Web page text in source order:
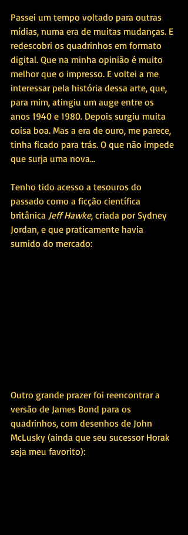
Passei um tempo voltado para outras
mídias, numa era de muitas mudanças. E
redescobri os quadrinhos em formato
digital. Que na minha opinião é muito
melhor que o impresso. E voltei a me
interessar pela história dessa arte, que,
para mim, atingiu um auge entre os
anos 1940 e 1980. Depois surgiu muita
coisa boa. Mas a era de ouro, me parece,
tinha ficado para trás. O que não impede
que surja uma nova...
Tenho tido acesso a tesouros do
passado como a ficção científica
britânica Jeff Hawke, criada por Sydney
Jordan, e que praticamente havia
sumido do mercado:
Outro grande prazer foi reencontrar a
versão de James Bond para os
quadrinhos, com desenhos de John
McLusky (ainda que seu sucessor Horak
seja meu favorito):